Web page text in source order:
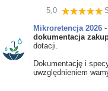
5,0
Mikroretencja 2026 -
dokumentacja
dotacji.
Dokumentację i
uwzględnieniem